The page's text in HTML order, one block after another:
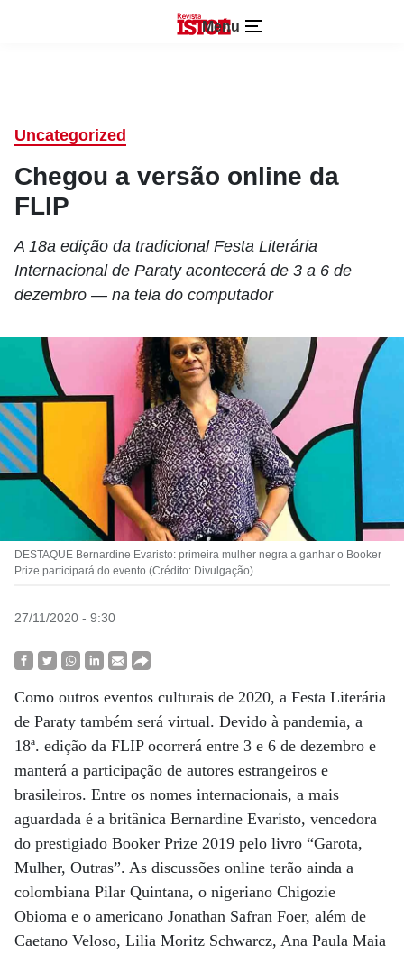
Menu
Uncategorized
Chegou a versão online da
FLIP
A 18a edição da tradicional Festa Literária
Internacional de Paraty acontecerá de 3 a 6 de
dezembro — na tela do computador
DESTAQUE Bernardine Evaristo: primeira mulher negra a ganhar o Booker
Prize participará do evento (Crédito: Divulgação)
27/11/2020 - 9:30
Como outros eventos culturais de 2020, a Festa Literária
de Paraty também será virtual. Devido à pandemia, a
18ª. edição da FLIP ocorrerá entre 3 e 6 de dezembro e
manterá a participação de autores estrangeiros e
brasileiros. Entre os nomes internacionais, a mais
aguardada é a britânica Bernardine Evaristo, vencedora
do prestigiado Booker Prize 2019 pelo livro “Garota,
Mulher, Outras”. As discussões online terão ainda a
colombiana Pilar Quintana, o nigeriano Chigozie
Obioma e o americano Jonathan Safran Foer, além de
Caetano Veloso, Lilia Moritz Schwarcz, Ana Paula Maia